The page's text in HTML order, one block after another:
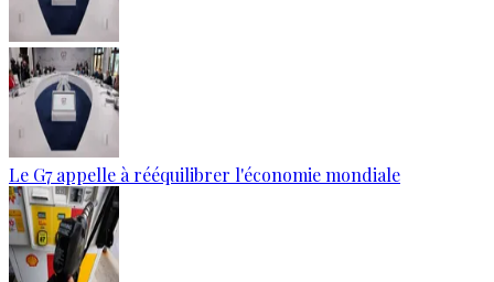
Le G7 appelle à rééquilibrer l'économie mondiale